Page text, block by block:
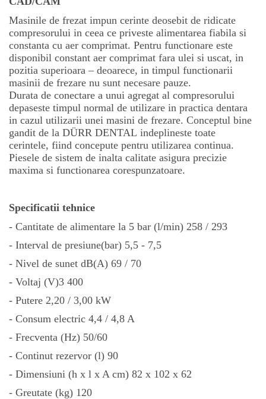
Masinile de frezat impun cerinte deosebit de ridicate
compresorului in ceea ce priveste alimentarea fiabila si
constanta cu aer comprimat. Pentru functionare este
disponibil constant aer comprimat fara ulei si uscat, in
pozitia superioara – deoarece, in timpul functionarii
masinii de frezare nu sunt necesare pauze.
Durata de conectare a unui agregat al compresorului
depaseste timpul normal de utilizare in practica dentara
in cazul utilizarii unei masini de frezare. Conceptul bine
gandit de la DÜRR DENTAL indeplineste toate
cerintele, fiind concepute pentru utilizarea continua.
Piesele de sistem de inalta calitate asigura precizie
maxima si functionarea corespunzatoare.
Specificatii tehnice
- Cantitate de alimentare la 5 bar (l/min) 258 / 293
- Interval de presiune(bar) 5,5 - 7,5
- Nivel de sunet dB(A) 69 / 70
- Voltaj (V)3 400
- Putere 2,20 / 3,00 kW
- Consum electric 4,4 / 4,8 A
- Frecventa (Hz) 50/60
- Continut rezervor (l) 90
- Dimensiuni (h x l x A cm) 82 x 102 x 62
- Greutate (kg) 120